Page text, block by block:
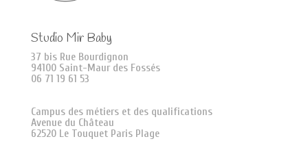
Studio Mir Baby
37 bis Rue Bourdignon
94100 Saint-Maur des Fossés
06 71 19 61 53
Campus des métiers et des qualifications
Avenue du Château
62520 Le Touquet Paris Plage